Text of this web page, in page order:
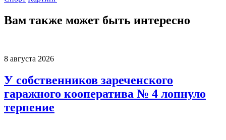
Вам также может быть интересно
8 августа 2026
У собственников зареченского
гаражного кооператива № 4 лопнуло
терпение